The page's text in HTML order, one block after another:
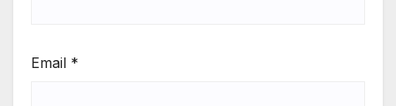
Email *